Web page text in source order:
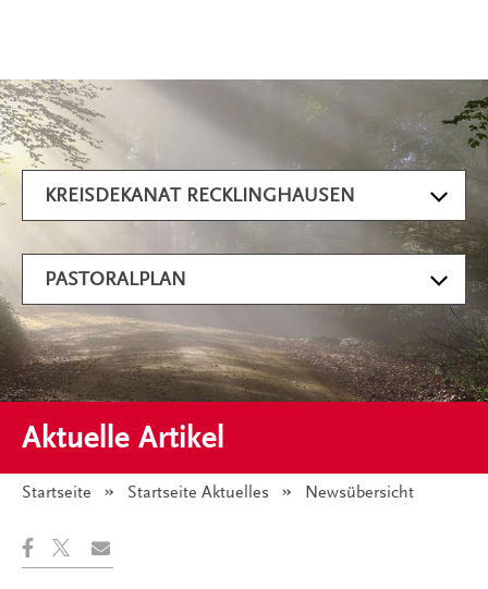
Aktuelle Artikel
Artikel filtern
KREISDEKANAT RECKLINGHAUSEN
PASTORALPLAN
Startseite Startseite Aktuelles Angezeigt:
Newsübersicht